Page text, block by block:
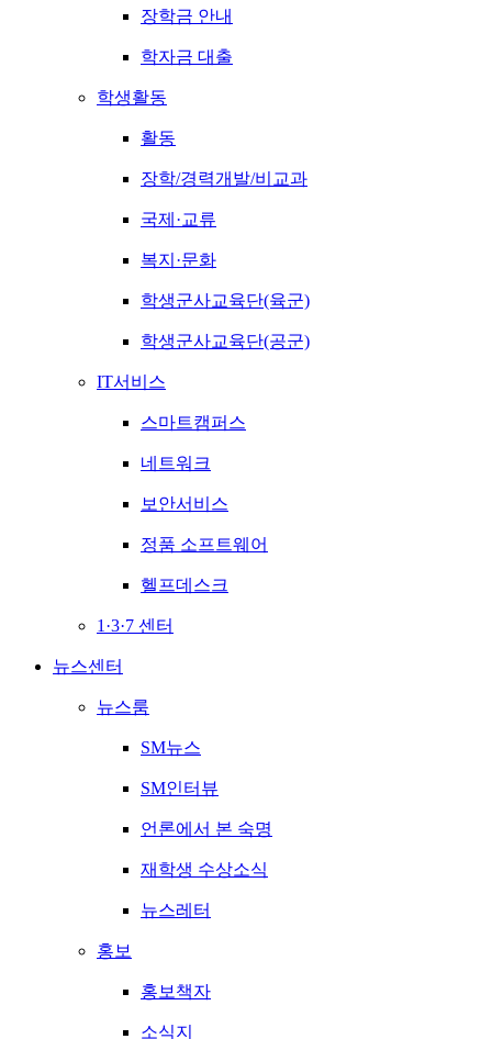
장학금 안내
학자금 대출
학생활동
활동
장학/경력개발/비교과
국제·교류
복지·문화
학생군사교육단(육군)
학생군사교육단(공군)
IT서비스
스마트캠퍼스
네트워크
보안서비스
정품 소프트웨어
헬프데스크
1·3·7 센터
뉴스센터
뉴스룸
SM뉴스
SM인터뷰
언론에서 본 숙명
재학생 수상소식
뉴스레터
홍보
홍보책자
소식지